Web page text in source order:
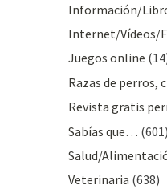
Información/
Internet/Vídeos/
Juegos online
Razas de perros,
Revista gratis
Sabías que… (601)
Salud/
Veterinaria (638)